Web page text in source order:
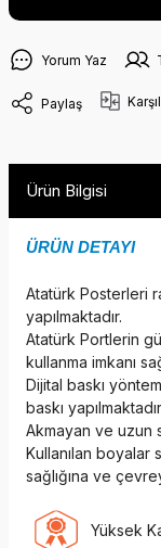
Yorum Yaz
Paylaş
Ürün Bilgisi
ÜRÜN DETAYI
Atatürk Posterleri
yapılmaktadır.
Atatürk Portlerin
kullanma imkanı
Dijital baskı
baskı
Akmayan ve uzun
Kullanılan boyalar
sağlığına ve
Yüksek